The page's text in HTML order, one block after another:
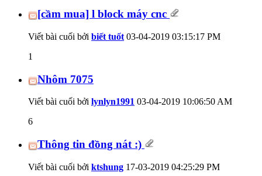
[cầm mua] l block máy cnc
Viết bài cuối bởi biết tuốt 03-04-2019 03:15:17 PM
1
Nhôm 7075
Viết bài cuối bởi lynlyn1991 03-04-2019 10:06:50 AM
6
Thông tin đồng nát :)
Viết bài cuối bởi ktshung 17-03-2019 04:25:29 PM